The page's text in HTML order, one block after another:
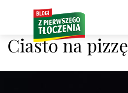
Ciasto na pizzę